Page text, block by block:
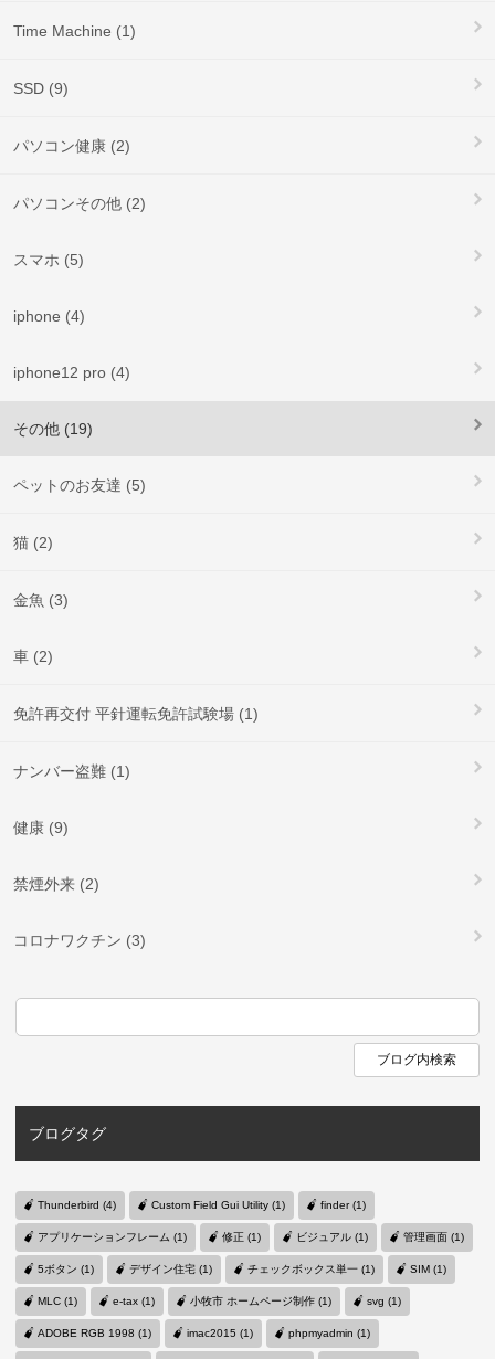
Time Machine (1)
SSD (9)
パソコン健康 (2)
パソコンその他 (2)
スマホ (5)
iphone (4)
iphone12 pro (4)
その他 (19)
ペットのお友達 (5)
猫 (2)
金魚 (3)
車 (2)
免許再交付 平針運転免許試験場 (1)
ナンバー盗難 (1)
健康 (9)
禁煙外来 (2)
コロナワクチン (3)
ブログタグ
Thunderbird (4) Custom Field Gui Utility (1) finder (1)
アプリケーションフレーム (1) 修正 (1) ビジュアル (1) 管理画面 (1)
5ボタン (1) デザイン住宅 (1) チェックボックス単一 (1) SIM (1)
MLC (1) e-tax (1) 小牧市 ホームページ制作 (1) svg (1)
ADOBE RGB 1998 (1) imac2015 (1) phpmyadmin (1)